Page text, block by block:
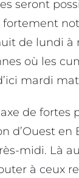
seront
fortement
de lundi
où les
mardi
de fortes
d’Ouest en
midi. Là
à ceux